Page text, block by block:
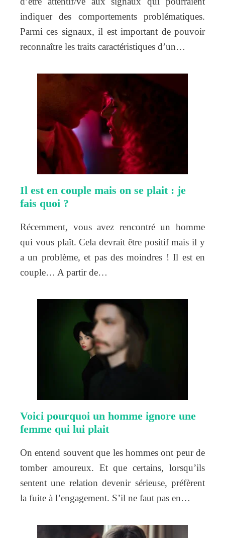
indiquer des comportements problématiques.
Parmi ces signaux, il est important de pouvoir
reconnaître les traits caractéristiques d’un…
Il est en couple mais on se plait : je
fais quoi ?
Récemment, vous avez rencontré un homme
qui vous plaît. Cela devrait être positif mais il y
a un problème, et pas des moindres ! Il est en
couple… A partir de…
Voici pourquoi un homme ignore une
femme qui lui plait
On entend souvent que les hommes ont peur de
tomber amoureux. Et que certains, lorsqu’ils
sentent une relation devenir sérieuse, préfèrent
la fuite à l’engagement. S’il ne faut pas en…